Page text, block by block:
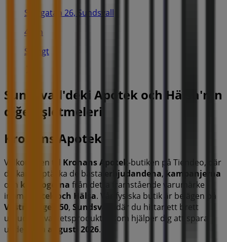
Storgatan 26, Sundsvall
40 m
Stängt
Sundsvall'deki Apotek och Hälsa'nin
diğer işletmeleri
Kronans Apotek
Välkommen till Kronans Apotek -butiken på Tiendeo, där
du kan upptäcka de bästa erbjudandena, kampanjerna
och katalogerna från detta framstående varumärke
inom
Apotek och Hälsa. Vår fysiska butik är belägen på
Västra Vägen 50, Sundsvall
, där du hittar ett brett
utbud av kvalitetsprodukter som hjälper dig att spara
under hela augusti 2026.